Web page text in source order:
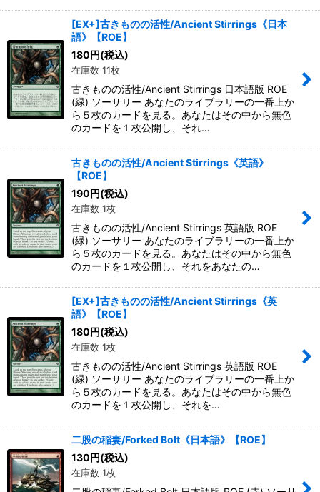
[EX+]古きものの活性/Ancient Stirrings《日本
語》【ROE】
180円(税込)
在庫数 11枚
古きものの活性/Ancient Stirrings 日本語版 ROE
(緑) ソーサリー あなたのライブラリーの一番上か
ら５枚のカードを見る。あなたはその中から無色
のカードを１枚公開し、それ…
古きものの活性/Ancient Stirrings《英語》
【ROE】
190円(税込)
在庫数 1枚
古きものの活性/Ancient Stirrings 英語版 ROE
(緑) ソーサリー あなたのライブラリーの一番上か
ら５枚のカードを見る。あなたはその中から無色
のカードを１枚公開し、それをあなたの…
[EX+]古きものの活性/Ancient Stirrings《英
語》【ROE】
180円(税込)
在庫数 1枚
古きものの活性/Ancient Stirrings 英語版 ROE
(緑) ソーサリー あなたのライブラリーの一番上か
ら５枚のカードを見る。あなたはその中から無色
のカードを１枚公開し、それを…
二股の稲妻/Forked Bolt《日本語》【ROE】
130円(税込)
在庫数 1枚